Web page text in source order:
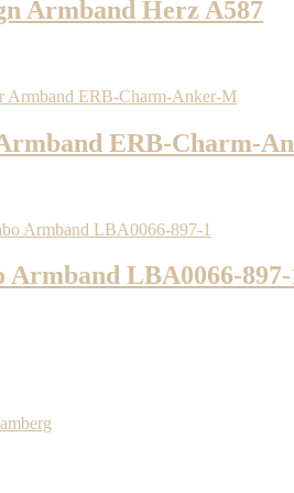
Armband Herz A587
ERB-Charm-
Armband LBA0066-897-